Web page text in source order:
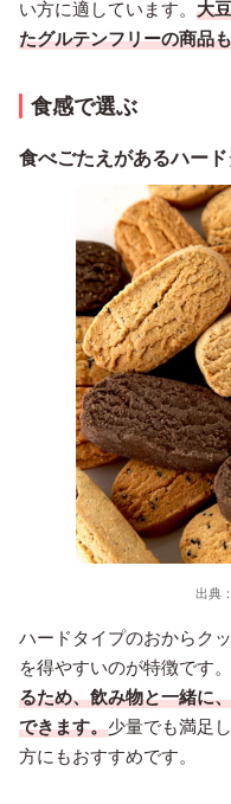
い方に適しています。 大
たグルテンフリーの商品
食感で選ぶ
食べごたえがあるハー
出典：
ハードタイプのおからク
を得やすいのが特徴です。
るため、飲み物と一緒に
できます。少量でも満足
方にもおすすめです。